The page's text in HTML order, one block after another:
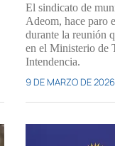
El sindicato de
Adeom, hace paro
durante la reunión
en el Ministerio de
Intendencia.
9 DE MARZO DE